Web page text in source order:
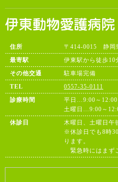
住所
〒414-0015 静岡
最寄駅
伊東駅から徒歩10
その他交通
駐車場完備
TEL
0557-35-0111
診療時間
平日…9:00～
土曜日…9:00～
休診日
木曜日、土曜日午
※休診日でも8時
ります。
緊急時にはまず